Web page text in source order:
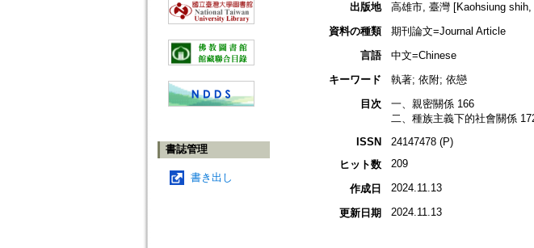
書誌管理
書き出し
出版地
高雄市, 臺灣 [Kaohsiung shih,
資料の種類
期刊論文=Journal Article
言語
中文=Chinese
キーワード
執著; 依附; 依戀
目次
一、親密關係 166
二、種族主義下的社會關係
ISSN
24147478 (P)
ヒット数
209
作成日 2024.11.13
更新日期 2024.11.13